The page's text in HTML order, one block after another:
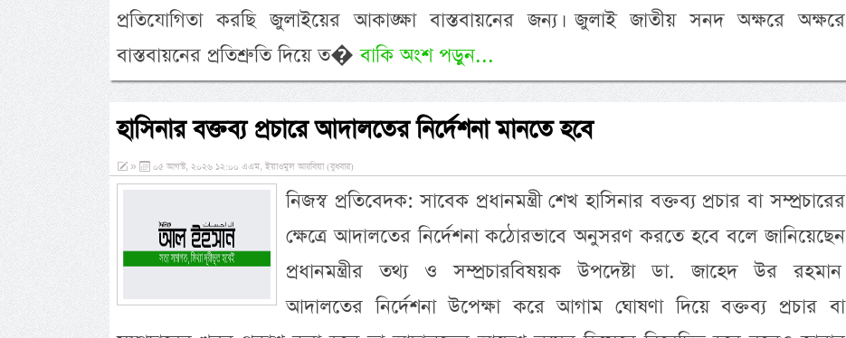
প্রতিযোগিতা করছি জুলাইয়ের আকাঙ্ক্ষা বাস্তবায়নের জন্য। জুলাই জাতীয় সনদ অক্ষরে অক্ষরে
বাস্তবায়নের প্রতিশ্রুতি দিয়ে ত�বাকি অংশ পড়ুন...
হাসিনার বক্তব্য প্রচারে আদালতের নির্দেশনা মানতে হবে
» ০৫ আগস্ট, ২০২৬ ১২:০০ এএম, ইয়াওমুল আরবিয়া (বুধবার)
নিজস্ব প্রতিবেদক: সাবেক প্রধানমন্ত্রী শেখ হাসিনার বক্তব্য প্রচার বা সম্প্রচারের
ক্ষেত্রে আদালতের নির্দেশনা কঠোরভাবে অনুসরণ করতে হবে বলে জানিয়েছেন
প্রধানমন্ত্রীর তথ্য ও সম্প্রচারবিষয়ক উপদেষ্টা ডা. জাহেদ উর রহমান।
আদালতের নির্দেশনা উপেক্ষা করে আগাম ঘোষণা দিয়ে বক্তব্য প্রচার বা